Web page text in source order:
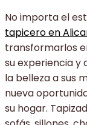
No importa el
tapicero en
transformarlos
su experiencia y
la belleza a sus
nueva
su hogar.